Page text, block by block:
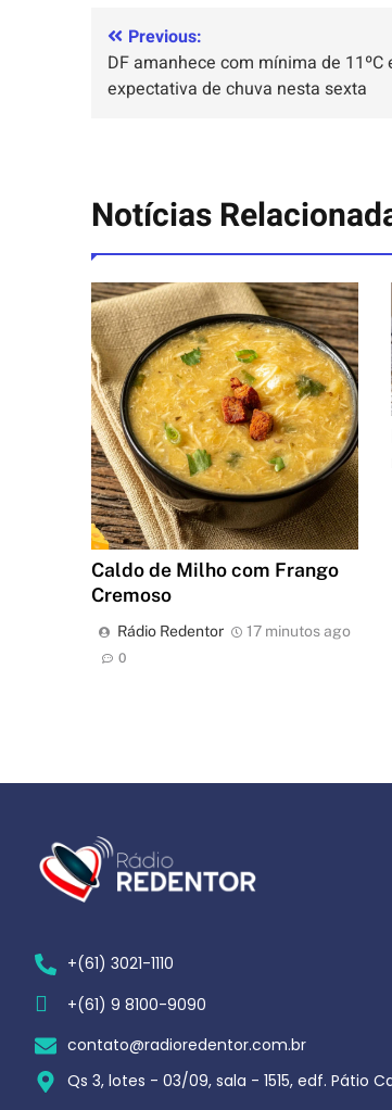
Previous:
DF amanhece com mínima de 11ºC
expectativa de chuva nesta sexta
Notícias
Caldo de Milho com Frango
Cremoso
Rádio Redentor 17 minutos ago
0
+(61) 3021-1110
+(61) 9 8100-9090
contato@radioredentor.com.br
Qs 3, lotes - 03/09, sala - 1515, edf. Pátio